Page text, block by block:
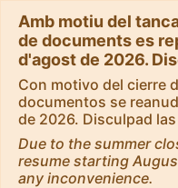
Amb motiu del
de documents es
d'agost de 2026.
Con motivo del cierre
documentos se
de 2026. Disculpad
Due to the summer
resume starting
any inconvenience.